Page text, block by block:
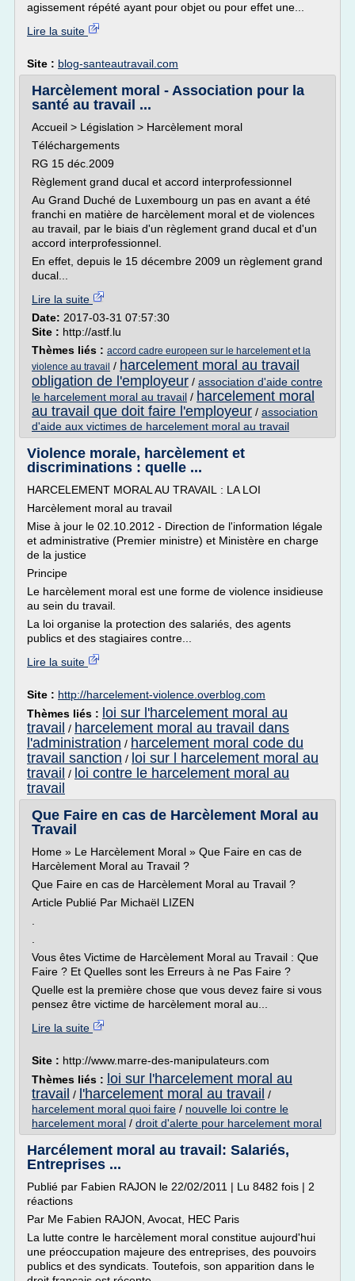
agissement répété ayant pour objet ou pour effet une...
Lire la suite
Site : blog-santeautravail.com
Harcèlement moral - Association pour la
santé au travail ...
Accueil > Législation > Harcèlement moral
Téléchargements
RG 15 déc.2009
Règlement grand ducal et accord interprofessionnel
Au Grand Duché de Luxembourg un pas en avant a été
franchi en matière de harcèlement moral et de violences
au travail, par le biais d'un règlement grand ducal et d'un
accord interprofessionnel.
En effet, depuis le 15 décembre 2009 un règlement grand
ducal...
Lire la suite
Date: 2017-03-31 07:57:30
Site : http://astf.lu
Thèmes liés : accord cadre europeen sur le harcelement et la
violence au travail / harcelement moral au travail
obligation de l'employeur / association d'aide contre
le harcelement moral au travail / harcelement moral
au travail que doit faire l'employeur / association
d'aide aux victimes de harcelement moral au travail
Violence morale, harcèlement et
discriminations : quelle ...
HARCELEMENT MORAL AU TRAVAIL : LA LOI
Harcèlement moral au travail
Mise à jour le 02.10.2012 - Direction de l'information légale
et administrative (Premier ministre) et Ministère en charge
de la justice
Principe
Le harcèlement moral est une forme de violence insidieuse
au sein du travail.
La loi organise la protection des salariés, des agents
publics et des stagiaires contre...
Lire la suite
Site : http://harcelement-violence.overblog.com
Thèmes liés : loi sur l'harcelement moral au
travail / harcelement moral au travail dans
l'administration / harcelement moral code du
travail sanction / loi sur l harcelement moral au
travail / loi contre le harcelement moral au
travail
Que Faire en cas de Harcèlement Moral au
Travail
Home » Le Harcèlement Moral » Que Faire en cas de
Harcèlement Moral au Travail ?
Que Faire en cas de Harcèlement Moral au Travail ?
Article Publié Par Michaël LIZEN
Vous êtes Victime de Harcèlement Moral au Travail : Que
Faire ? Et Quelles sont les Erreurs à ne Pas Faire ?
Quelle est la première chose que vous devez faire si vous
pensez être victime de harcèlement moral au...
Lire la suite
Site : http://www.marre-des-manipulateurs.com
Thèmes liés : loi sur l'harcelement moral au
travail / l'harcelement moral au travail /
harcelement moral quoi faire / nouvelle loi contre le
harcelement moral / droit d'alerte pour harcelement moral
Harcélement moral au travail: Salariés,
Entreprises ...
Publié par Fabien RAJON le 22/02/2011 | Lu 8482 fois | 2
réactions
Par Me Fabien RAJON, Avocat, HEC Paris
La lutte contre le harcèlement moral constitue aujourd'hui
une préoccupation majeure des entreprises, des pouvoirs
publics et des syndicats. Toutefois, son apparition dans le